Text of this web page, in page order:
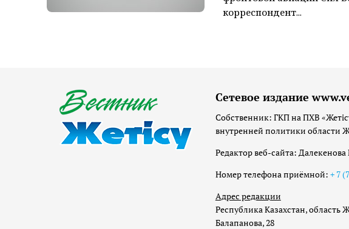
корреспондент...
Сетевое издание
Собственник: ГКП на ПХВ
внутренней политики области
Редактор веб-сайта:
Номер телефона приёмной: + 7
Адрес редакции
Республика Казахстан, область
Балапанова, 28